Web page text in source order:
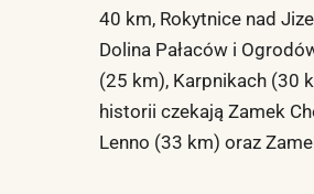
40 km, Rokytnice nad
Dolina Pałaców i
(25 km), Karpnikach (30
historii czekają Zamek
Lenno (33 km) oraz